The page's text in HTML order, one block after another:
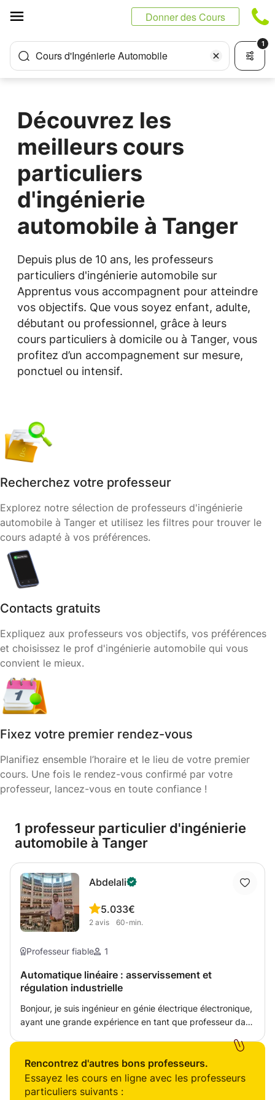
Donner des Cours
Cours d'Ingénierie Automobile
1
Découvrez les
meilleurs cours
particuliers
d'ingénierie
automobile à Tanger
Depuis plus de 10 ans, les professeurs
particuliers d'ingénierie automobile sur
Apprentus vous accompagnent pour atteindre
vos objectifs. Que vous soyez enfant, adulte,
débutant ou professionnel, grâce à leurs
cours particuliers à domicile ou à Tanger, vous
profitez d’un accompagnement sur mesure,
ponctuel ou intensif.
Recherchez votre professeur
Explorez notre sélection de professeurs d'ingénierie
automobile à Tanger et utilisez les filtres pour trouver le
cours adapté à vos préférences.
Contacts gratuits
Expliquez aux professeurs vos objectifs, vos préférences
et choisissez le prof d'ingénierie automobile qui vous
convient le mieux.
Fixez votre premier rendez-vous
Planifiez ensemble l’horaire et le lieu de votre premier
cours. Une fois le rendez-vous confirmé par votre
professeur, lancez-vous en toute confiance !
1 professeur particulier d'ingénierie
automobile à Tanger
Abdelali
5.0
2 avis
33€
60-min.
Professeur fiable 1
Automatique linéaire : asservissement et
régulation industrielle
Bonjour, je suis ingénieur en génie électrique électronique,
ayant une grande expérience en tant que professeur dans
génie électrique, ainsi qu'une riche expérience en tant
qu'ingénieur systèmes embarqués, en architecture EE,
ADAS, Tests et validations dans le secteur automobile. Je
propose pour les étudiants du cycle supérieur des cours
Rencontrez d'autres bons professeurs.
Essayez les cours en ligne avec les professeurs
particuliers suivants :